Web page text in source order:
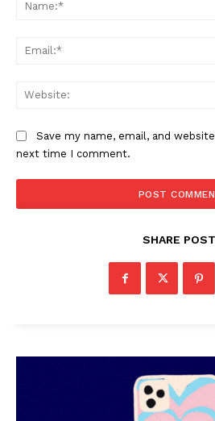
PALA
Save my name, email, and
next time I comment.
SHARE